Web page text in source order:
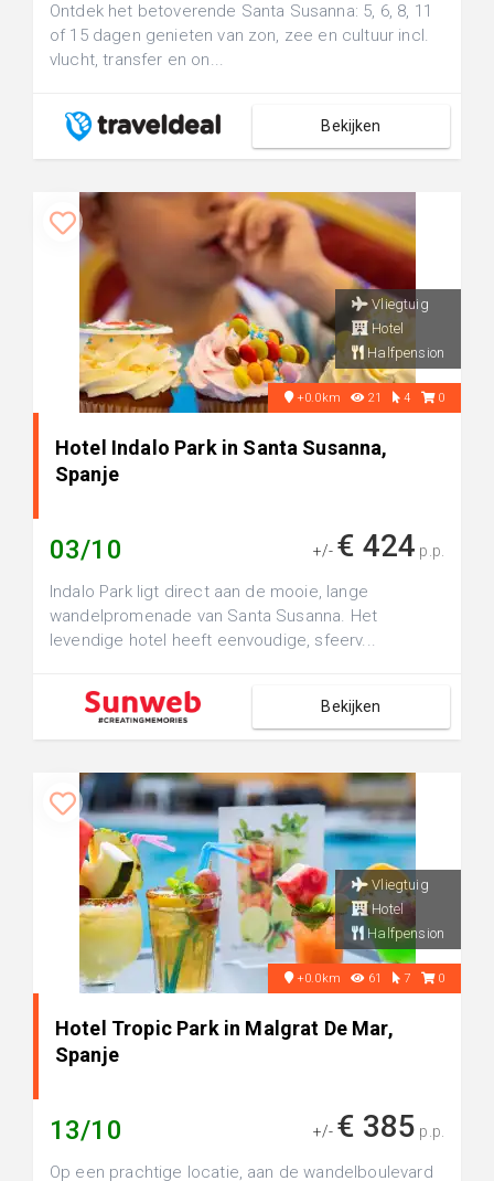
Ontdek het betoverende Santa Susanna: 5, 6, 8, 11
of 15 dagen genieten van zon, zee en cultuur incl.
vlucht, transfer en on...
Bekijken
Vliegtuig
Hotel
Halfpension
+0.0km 21 4 0
Hotel Indalo Park in Santa Susanna,
Spanje
03/10 +/- € 424 p.p.
Indalo Park ligt direct aan de mooie, lange
wandelpromenade van Santa Susanna. Het
levendige hotel heeft eenvoudige, sfeerv...
Bekijken
Vliegtuig
Hotel
Halfpension
+0.0km 61 7 0
Hotel Tropic Park in Malgrat De Mar,
Spanje
13/10 +/- € 385 p.p.
Op een prachtige locatie, aan de wandelboulevard